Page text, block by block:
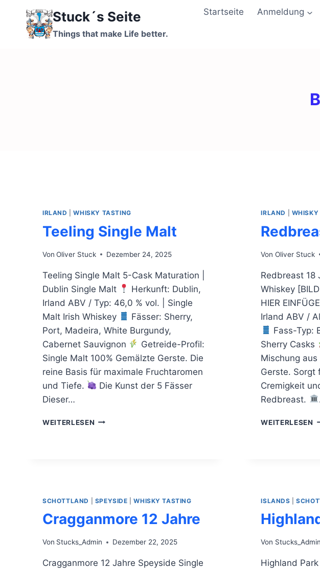
springen
Stuck´s Seite
Things that make Life better.
Startseite Anmeldung
IRLAND |WHISKY TASTING
Teeling Single Malt
Von Oliver Stuck Dezember 24, 2025
Teeling Single Malt 5-Cask Maturation |
Dublin Single Malt
Herkunft: Dublin,
Irland ABV / Typ: 46,0 % vol. | Single
Malt Irish Whiskey
Fässer: Sherry,
Port, Madeira, White Burgundy,
Cabernet Sauvignon
Getreide-Profil:
Single Malt 100% Gemälzte Gerste. Die
reine Basis für maximale Fruchtaromen
und Tiefe.
Die Kunst der 5 Fässer
Dieser…
WEITERLESEN TEELING
IRLAND WHISKY
Von Oliver Stuck
Redbreast 18
Whiskey
HIER
Irland ABV /
Fass-Typ:
Sherry Casks
Mischung
Gerste. Sorgt
Cremigkeit
Redbreast.
WEITERLESEN
SCHOTTLAND SPEYSIDE |WHISKY TASTING
Cragganmore 12 Jahre
Von Stucks_Admin Dezember 22, 2025
Cragganmore 12 Jahre Speyside Single
ISLANDS |
Von Stucks_Admin
Highland Park